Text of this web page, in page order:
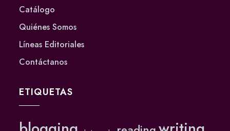
Catálogo
Quiénes Somos
Líneas Editoriales
Contáctanos
ETIQUETAS